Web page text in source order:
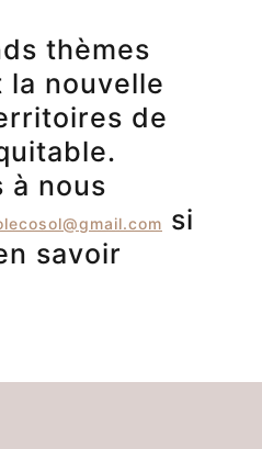
thèmes
la nouvelle
de
à nous
si
savoir